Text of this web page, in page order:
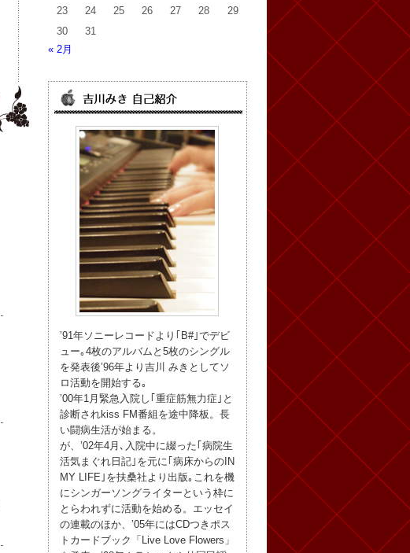
23
24 25 26 27 28
29
30
31
« 2月
’91年ソニーレコードより｢B#｣でデビ
ュー｡4枚のアルバムと5枚のシングル
を発表後’96年より吉川 みきとしてソ
ロ活動を開始する｡
’00年1月緊急入院し｢重症筋無力症｣と
診断されkiss FM番組を途中降板。長
い闘病生活が始まる。
が、’02年4月､入院中に綴った｢病院生
活気まぐれ日記｣を元に｢病床からのIN
MY LIFE｣を扶桑社より出版｡これを機
にシンガーソングライターという枠に
とらわれずに活動を始める。エッセイ
の連載のほか、’05年にはCDつきポス
トカードブック「Live Love Flowers」